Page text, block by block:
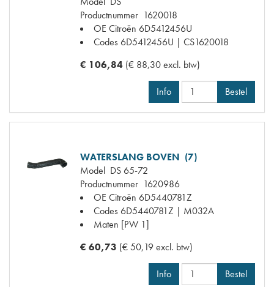
Productnummer 1620018
OE Citroën 6D5412456U
Codes 6D5412456U | CS1620018
€ 106,84 (€ 88,30 excl. btw)
Info Bestel
WATERSLANG BOVEN (7)
Model DS 65-72
Productnummer 1620986
OE Citroën 6D5440781Z
Codes 6D5440781Z | M032A
Maten [PW 1]
€ 60,73 (€ 50,19 excl. btw)
Info Bestel